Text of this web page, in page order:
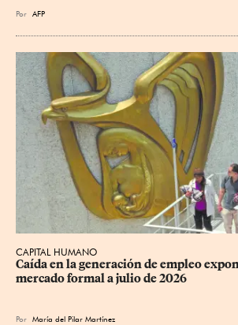
Por AFP
CAPITAL HUMANO
Caída en la generación de empleo
mercado formal a julio de 2026
Por María del Pilar Martínez